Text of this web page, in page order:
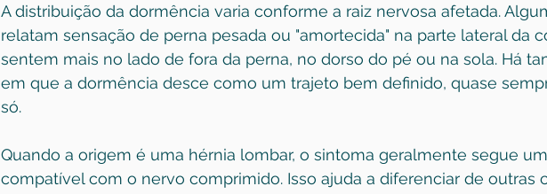
A distribuição da dormência varia conforme a raiz nervosa afetada.
relatam sensação de perna pesada ou "amortecida" na parte lateral da
sentem mais no lado de fora da perna, no dorso do pé ou na sola. Há
em que a dormência desce como um trajeto bem definido, quase
só.
Quando a origem é uma hérnia lombar, o sintoma geralmente segue
compatível com o nervo comprimido. Isso ajuda a diferenciar de outras